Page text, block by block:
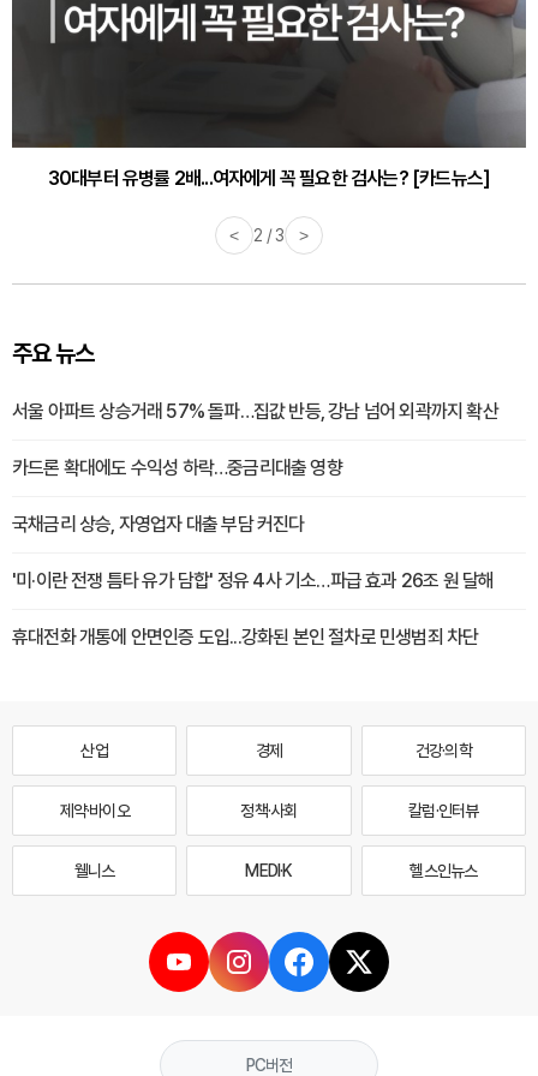
30대부터 유병률 2배...여자에게 꼭 필요한 검사는? [카드뉴스]
감기·독감 예방하고 면역력 높이는 4가지 영양제 [카드뉴스]
< 2 / 3 >
주요 뉴스
서울 아파트 상승거래 57% 돌파…집값 반등, 강남 넘어 외곽까지 확산
카드론 확대에도 수익성 하락…중금리대출 영향
국채금리 상승, 자영업자 대출 부담 커진다
'미·이란 전쟁 틈타 유가 담합' 정유 4사 기소…파급 효과 26조 원 달해
휴대전화 개통에 안면인증 도입...강화된 본인 절차로 민생범죄 차단
산업 경제 건강·의학
제약·바이오 정책·사회 칼럼·인터뷰
웰니스 MEDI·K 헬스인뉴스
PC버전